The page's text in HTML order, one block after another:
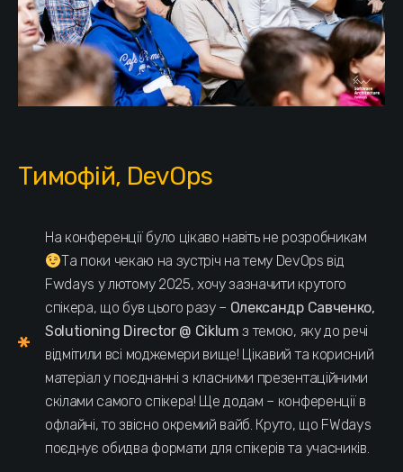
Тимофій, DevOps
На конференції було цікаво навіть не розробникам
Та поки чекаю на зустріч на тему DevOps від
Fwdays у лютому 2025, хочу зазначити крутого
спікера, що був цього разу – Олександр Савченко,
Solutioning Director @ Ciklum з темою, яку до речі
відмітили всі моджемери вище! Цікавий та корисний
матеріал у поєднанні з класними презентаційними
скілами самого спікера! Ще додам – конференції в
офлайні, то звісно окремий вайб. Круто, що FWdays
поєднує обидва формати для спікерів та учасників.